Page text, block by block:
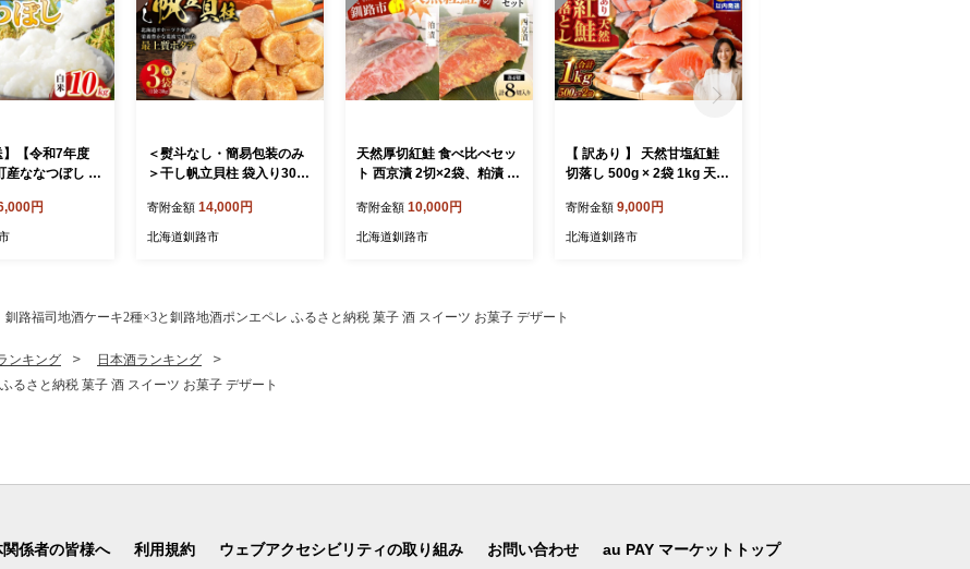
】【令和7年度
産ななつぼし 10
から7日前後で
円
＜熨斗なし・簡易包装のみ
＞干し帆立貝柱 袋入り30g×
貝柱 帆立 貝柱 ほたて貝柱
海鮮 おつまみ 酒の肴 炊き
贈り物 手土産 熨斗 のし ラ
寄附金額 14,000円
北海道釧路市
天然厚切紅鮭 食べ比べセッ
ト 西京漬 2切×2袋、粕漬 2
け 粕漬け 西京焼き 西京漬
海鮮 鮭 しゃけ シャケ北海
舗 ご当地 ローカル スーパ
寄附金額 10,000円
北海道釧路市
【 訳あり 】 天然甘塩紅鮭
切落し 500g × 2袋 1kg 天然
魚類 魚 魚介 魚介類 海鮮 冷
凍 切落し 切り身 酒肴 晩酌
寄附金額 9,000円
北海道釧路市
釧路福司地酒ケーキ2種×3と釧路地酒ポンエペレ ふるさと納税 菓子 酒 スイーツ お菓子 デザート
ンキング
日本酒ランキング
るさと納税 菓子 酒 スイーツ お菓子 デザート
関係者の皆様へ 利用規約 ウェブアクセシビリティの取り組み お問い合わせ au PAY マーケットトップ